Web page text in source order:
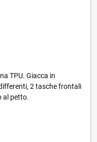
TPU. Giacca in
2 tasche frontali
al petto.